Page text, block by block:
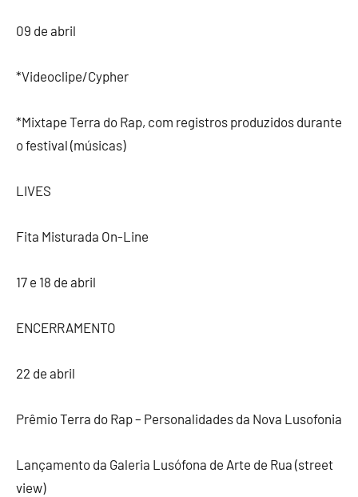
09 de abril
*Videoclipe/Cypher
*Mixtape Terra do Rap, com registros produzidos durante
o festival (músicas)
LIVES
Fita Misturada On-Line
17 e 18 de abril
ENCERRAMENTO
22 de abril
Prêmio Terra do Rap – Personalidades da Nova Lusofonia
Lançamento da Galeria Lusófona de Arte de Rua (street
view)